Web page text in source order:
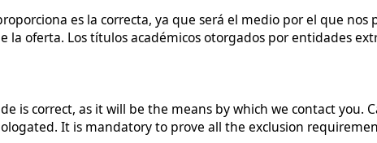
es la correcta, ya que será el medio por el que
oferta. Los títulos académicos otorgados por entidades
is correct, as it will be the means by which we contact
It is mandatory to prove all the exclusion